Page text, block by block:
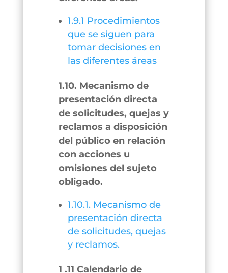
1.9.1 Procedimientos
que se siguen para
tomar decisiones en
las diferentes áreas
1.10. Mecanismo de
presentación directa
de solicitudes, quejas y
reclamos a disposición
del público en relación
con acciones u
omisiones del sujeto
obligado.
1.10.1. Mecanismo de
presentación directa
de solicitudes, quejas
y reclamos.
1 .11 Calendario de